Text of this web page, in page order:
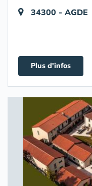
34300 - AGDE
Plus d'infos